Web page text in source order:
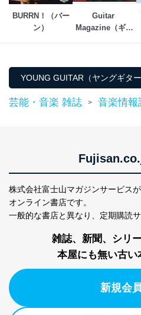
により、これを最新状態
情報システムの使用に伴う
個人情報保護マネジメントシ
当社は、内部監査及びマネジ
貴殿の個人情報及び当社の個
絡ください。
適切、かつ迅速に対応させて
TEL：0570-200-223
FAX：03-5459-7073
改訂：2025年2月20日
BURRN！（バー
ン）
Guitar
Magazine（ギタ
YOUNG GUITAR（ヤングギタ
芸能・音楽 雑誌 > 音楽情報
株式会社富士山マガジンサービスが
オンライン書店です。
一般的な書店と異なり、 定期購読
雑誌、新聞、シリ
本屋にも無い古い
新規会